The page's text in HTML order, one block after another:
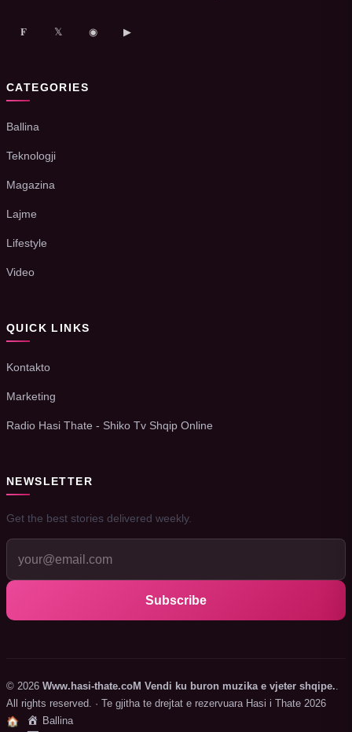
𝐅 𝕏 ◉ ▶
CATEGORIES
Ballina
Teknologji
Magazina
Lajme
Lifestyle
Video
QUICK LINKS
Kontakto
Marketing
Radio Hasi Thate - Shiko Tv Shqip Online
NEWSLETTER
Get the best stories delivered weekly.
Subscribe
© 2026 Www.hasi-thate.coM Vendi ku buron muzika e vjeter shqipe.
All rights reserved. · Te gjitha te drejtat e rezervuara Hasi i Thate 2026
🏠
Ballina